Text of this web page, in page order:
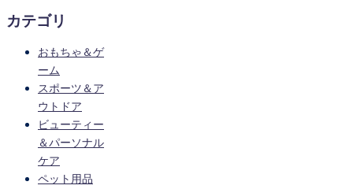
カテゴリ
おもちゃ＆ゲ
ーム
スポーツ＆ア
ウトドア
ビューティー
＆パーソナル
ケア
ペット用品